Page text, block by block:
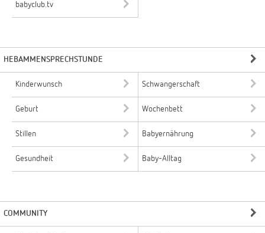
babyclub.tv
HEBAMMENSPRECHSTUNDE
Kinderwunsch Schwangerschaft
Geburt Wochenbett
Stillen Babyernährung
Gesundheit Baby-Alltag
COMMUNITY